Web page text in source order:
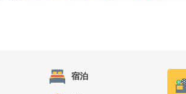
宿泊